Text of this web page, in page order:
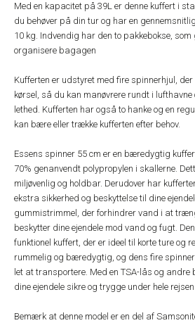
Med en kapacitet på 39L er denne kuffert i
du behøver på din tur og har en
10 kg. Indvendig har den to pakkebokse,
organisere bagagen
Kufferten er udstyret med fire spinnerhjul,
kørsel, så du kan manøvrere rundt i
lethed. Kufferten har også to hanke og en
kan bære eller trække kufferten efter behov.
Essens spinner 55 cm er en bæredygtig
70% genanvendt polypropylen i skallerne.
miljøvenlig og holdbar. Derudover har
ekstra sikkerhed og beskyttelse til dine
gummistrimmel, der forhindrer vand i at
beskytter dine ejendele mod vand og fugt.
funktionel kuffert, der er ideel til korte ture og
rummelig og bæredygtig, og dens fire
let at transportere. Med en TSA-lås og andre
dine ejendele sikre og trygge under hele rejsen.
Bemærk at denne model er en del af